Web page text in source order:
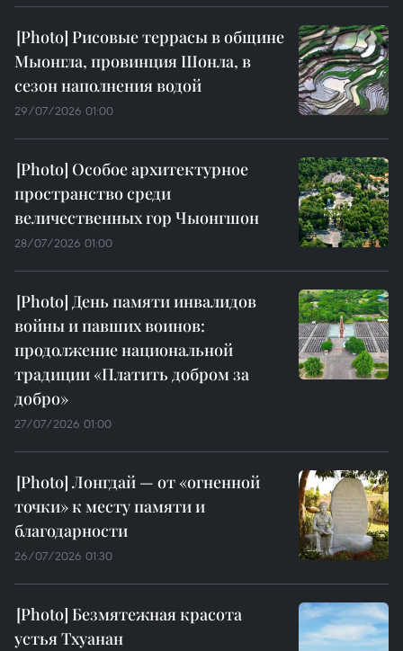
Рисовые террасы в общине
Мыонгла, провинция Шонла, в
сезон наполнения водой
29/07/2026 01:00
Особое архитектурное
пространство среди
величественных гор Чыонгшон
28/07/2026 01:00
День памяти инвалидов
войны и павших воинов:
продолжение национальной
традиции «Платить добром за
добро»
27/07/2026 01:00
Лонгдай — от «огненной
точки» к месту памяти и
благодарности
26/07/2026 01:30
Безмятежная красота
устья Тхуанан